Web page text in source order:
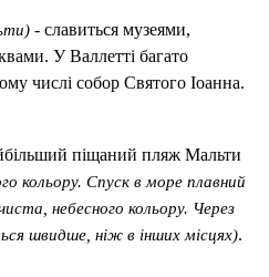
- славиться музеями,
У Валлетті багато
числі собор Святого Іоанна.
піщаний пляж Мальти
кольору. Спуск в море плавний
небесного кольору. Через
швидше, ніж в інших місцях).